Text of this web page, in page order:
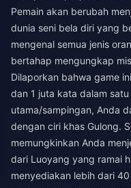
Pemain akan berubah
dunia seni bela diri yang
mengenal semua jenis
bertahap mengungkap
Dilaporkan bahwa game
dan 1 juta kata dalam
utama/sampingan, Anda
dengan ciri khas Gulong.
memungkinkan Anda
dari Luoyang yang ramai
menyediakan lebih dari